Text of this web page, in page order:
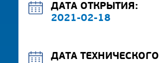
ДАТА ОТКРЫТИЯ:
2021-02-18
ДАТА ТЕХНИЧЕСКОГО